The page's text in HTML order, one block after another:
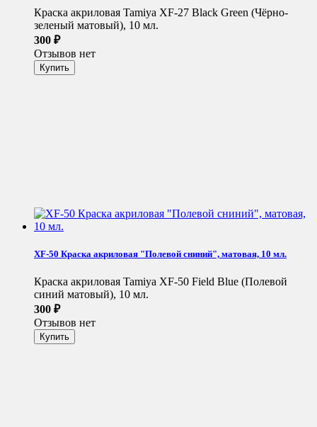
Краска акриловая Tamiya XF-27 Black Green (Чёрно-
зеленый матовый), 10 мл.
300 ₽
Отзывов нет
XF-50 Краска акриловая "Полевой сниний", матовая, 10 мл.
Краска акриловая Tamiya XF-50 Field Blue (Полевой
синий матовый), 10 мл.
300 ₽
Отзывов нет